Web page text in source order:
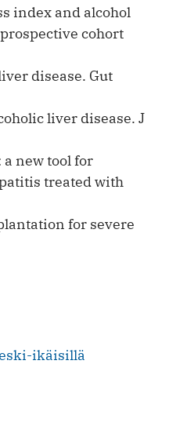
index and alcohol
cohort
disease. Gut
liver ­disease. J
a new tool for
treated with
for severe
ikäisillä